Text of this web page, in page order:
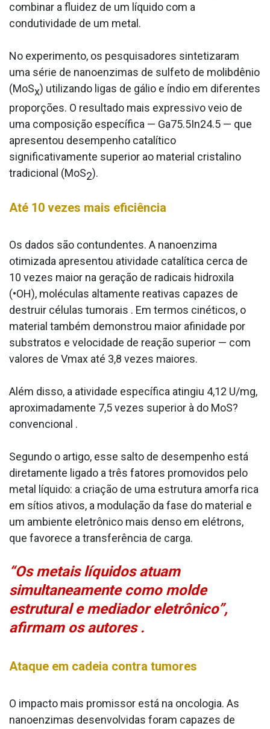
combinar a fluidez de um líquido com a
condutividade de um metal.
No experimento, os pesquisadores sintetizaram
uma série de nanoenzimas de sulfeto de molibdênio
(MoSx) utilizando ligas de gálio e índio em diferentes
proporções. O resultado mais expressivo veio de
uma composição específica — Ga75.5In24.5 — que
apresentou desempenho catalítico
significativamente superior ao material cristalino
tradicional (MoS2).
Até 10 vezes mais eficiência
Os dados são contundentes. A nanoenzima
otimizada apresentou atividade catalítica cerca de
10 vezes maior na geração de radicais hidroxila
(•OH), moléculas altamente reativas capazes de
destruir células tumorais . Em termos cinéticos, o
material também demonstrou maior afinidade por
substratos e velocidade de reação superior — com
valores de Vmax até 3,8 vezes maiores.
Além disso, a atividade específica atingiu 4,12 U/mg,
aproximadamente 7,5 vezes superior à do MoS?
convencional .
Segundo o artigo, esse salto de desempenho está
diretamente ligado a três fatores promovidos pelo
metal líquido: a criação de uma estrutura amorfa rica
em sítios ativos, a modulação da fase do material e
um ambiente eletrônico mais denso em elétrons,
que favorece a transferência de carga.
“Os metais líquidos atuam
simultaneamente como molde
estrutural e mediador eletrônico”,
afirmam os autores .
Ataque em cadeia contra tumores
O impacto mais promissor está na oncologia. As
nanoenzimas desenvolvidas foram capazes de